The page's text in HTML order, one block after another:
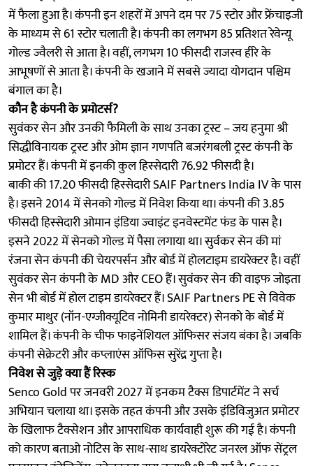
में फैला हुआ है। कंपनी इन शहरों में अपने दम पर 75 स्टोर और फ्रेंचाइजी
के माध्यम से 61 स्टोर चलाती है। कंपनी का लगभग 85 प्रतिशत रेवेन्यू
गोल्ड ज्वैलरी से आता है। वहीं, लगभग 10 फीसदी राजस्व हीरे के
आभूषणों से आता है। कंपनी के खजाने में सबसे ज्यादा योगदान पश्चिम
बंगाल का है।
कौन है कंपनी के प्रमोटर्स?
सुवंकर सेन और उनकी फैमिली के साथ उनका ट्रस्ट – जय हनुमा श्री
सिद्धीविनायक ट्रस्ट और ओम ज्ञान गणपति बजरंगबली ट्रस्ट कंपनी के
प्रमोटर हैं। कंपनी में इनकी कुल हिस्सेदारी 76.92 फीसदी है।
बाकी की 17.20 फीसदी हिस्सेदारी SAIF Partners India IV के पास
है। इसने 2014 में सेनको गोल्ड में निवेश किया था। कंपनी की 3.85
फीसदी हिस्सेदारी ओमान इंडिया ज्वाइंट इनवेस्टमेंट फंड के पास है।
इसने 2022 में सेनको गोल्ड में पैसा लगाया था। सुर्वकर सेन की मां
रंजना सेन कंपनी की चेयरपर्सन और बोर्ड में होलटाइम डायरेक्टर है। वहीं
सुवंकर सेन कंपनी के MD और CEO हैं। सुवंकर सेन की वाइफ जोइता
सेन भी बोर्ड में होल टाइम डायरेक्टर हैं। SAIF Partners PE से विवेक
कुमार माथुर (नॉन-एग्जीक्यूटिव नोमिनी डायरेक्टर) सेनको के बोर्ड में
शामिल हैं। कंपनी के चीफ फाइनेंशियल ऑफिसर संजय बंका है। जबकि
कंपनी सेक्रेटरी और कप्लाएंस ऑफिस सुरेंद्र गुप्ता है।
निवेश से जुड़े क्या हैं रिस्क
Senco Gold पर जनवरी 2027 में इनकम टैक्स डिपार्टमेंट ने सर्च
अभियान चलाया था। इसके तहत कंपनी और उसके इंडिविजुअत प्रमोटर
के खिलाफ टैक्सेशन और आपराधिक कार्यवाही शुरू की गई है। कंपनी
को कारण बताओ नोटिस के साथ-साथ डायरेक्टोरेट जनरल ऑफ सेंट्रल